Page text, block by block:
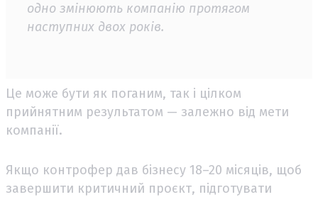
одно змінюють компанію протягом
наступних двох років.
Це може бути як поганим, так і цілком
прийнятним результатом — залежно від мети
компанії.
Якщо контрофер дав бізнесу 18–20 місяців, щоб
завершити критичний проєкт, підготувати